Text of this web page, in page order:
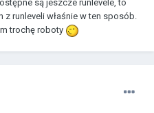
są jeszcze runlevele, to
runleveli właśnie w ten sposób.
trochę roboty